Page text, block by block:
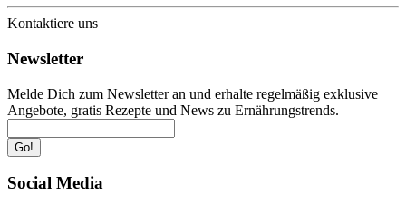
Kontaktiere uns
Newsletter
Melde Dich zum Newsletter an und erhalte regelmäßig exklusive
Angebote, gratis Rezepte und News zu Ernährungstrends.
Go!
Social Media